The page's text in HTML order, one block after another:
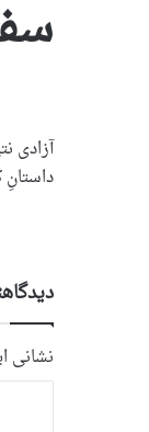
آزادی
نشانی